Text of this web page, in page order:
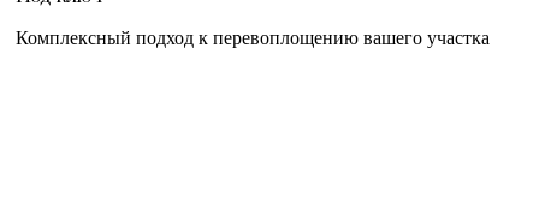
Комплексный подход к перевоплощению вашего участка